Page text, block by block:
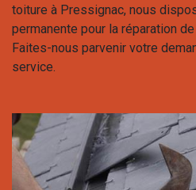
toiture à Pressignac, nous
permanente pour la réparation
Faites-nous parvenir votre
service.